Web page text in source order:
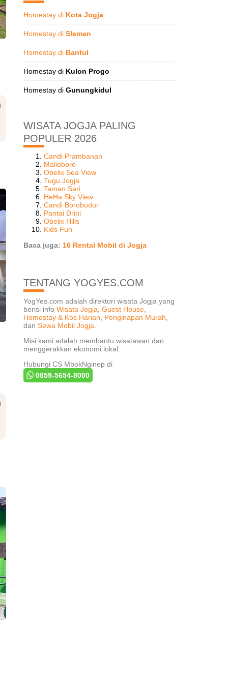
Homestay di Kota Jogja
Homestay di Sleman
Homestay di Bantul
Homestay di Kulon Progo
Homestay di Gunungkidul
WISATA JOGJA PALING
POPULER 2026
Candi Prambanan
Malioboro
Obelix Sea View
Tugu Jogja
Taman Sari
HeHa Sky View
Candi Borobudur
Pantai Drini
Obelix Hills
Kids Fun
Baca juga: 16 Rental Mobil di Jogja
TENTANG YOGYES.COM
YogYes.com adalah direktori wisata Jogja yang
berisi info Wisata Jogja Guest House
Homestay & Kos Harian
Penginapan Murah
dan Sewa Mobil Jogja
Misi kami adalah membantu wisatawan dan
menggerakkan ekonomi lokal.
Hubungi CS MbokNginep di
0859-5654-8000